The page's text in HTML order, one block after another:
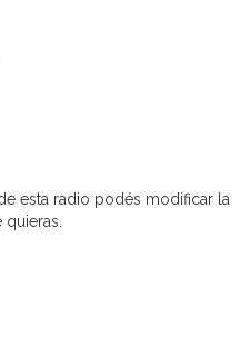
esta radio podés modificar la